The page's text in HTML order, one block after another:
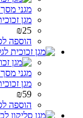
מגני
מגן
₪25
הוספה
מגני
מגן
₪59
הוספה